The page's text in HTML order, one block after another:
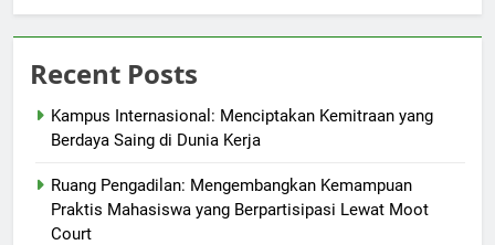
Recent Posts
Kampus Internasional: Menciptakan Kemitraan yang
Berdaya Saing di Dunia Kerja
Ruang Pengadilan: Mengembangkan Kemampuan
Praktis Mahasiswa yang Berpartisipasi Lewat Moot
Court